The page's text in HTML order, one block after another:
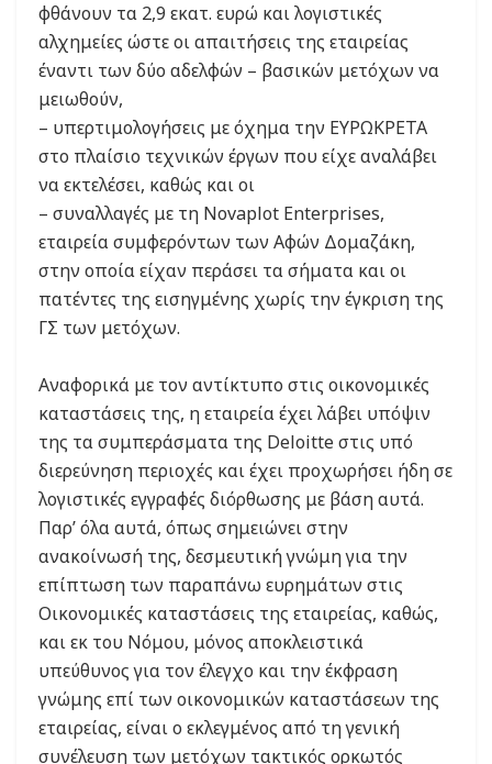
φθάνουν τα 2,9 εκατ. ευρώ και λογιστικές
αλχημείες ώστε οι απαιτήσεις της εταιρείας
έναντι των δύο αδελφών – βασικών μετόχων να
μειωθούν,
– υπερτιμολογήσεις με όχημα την ΕΥΡΩΚΡΕΤΑ
στο πλαίσιο τεχνικών έργων που είχε αναλάβει
να εκτελέσει, καθώς και οι
– συναλλαγές με τη Novaplot Enterprises,
εταιρεία συμφερόντων των Αφών Δομαζάκη,
στην οποία είχαν περάσει τα σήματα και οι
πατέντες της εισηγμένης χωρίς την έγκριση της
ΓΣ των μετόχων.
Αναφορικά με τον αντίκτυπο στις οικονομικές
καταστάσεις της, η εταιρεία έχει λάβει υπόψιν
της τα συμπεράσματα της Deloitte στις υπό
διερεύνηση περιοχές και έχει προχωρήσει ήδη σε
λογιστικές εγγραφές διόρθωσης με βάση αυτά.
Παρ’ όλα αυτά, όπως σημειώνει στην
ανακοίνωσή της, δεσμευτική γνώμη για την
επίπτωση των παραπάνω ευρημάτων στις
Οικονομικές καταστάσεις της εταιρείας, καθώς,
και εκ του Νόμου, μόνος αποκλειστικά
υπεύθυνος για τον έλεγχο και την έκφραση
γνώμης επί των οικονομικών καταστάσεων της
εταιρείας, είναι ο εκλεγμένος από τη γενική
συνέλευση των μετόχων τακτικός ορκωτός